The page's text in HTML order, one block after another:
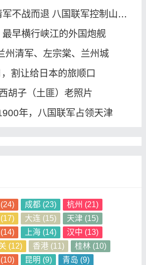
不战而退 八国联军控制山海关
最早横行峡江的外国炮舰
州清军、左宗棠、兰州城
割让给日本的旅顺口
胡子（土匪）老照片
年，八国联军占领天津
(24) 成都(23) 杭州 (21)
(17) 大连 (15) 天津(15)
上海(14) 汉中 (13)
(12) 香港(11) 桂林(10)
(10) 昆明 (9) 青岛 (9)